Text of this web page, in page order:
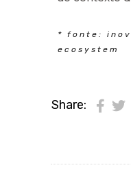
* fonte:
ecosystem
Share: